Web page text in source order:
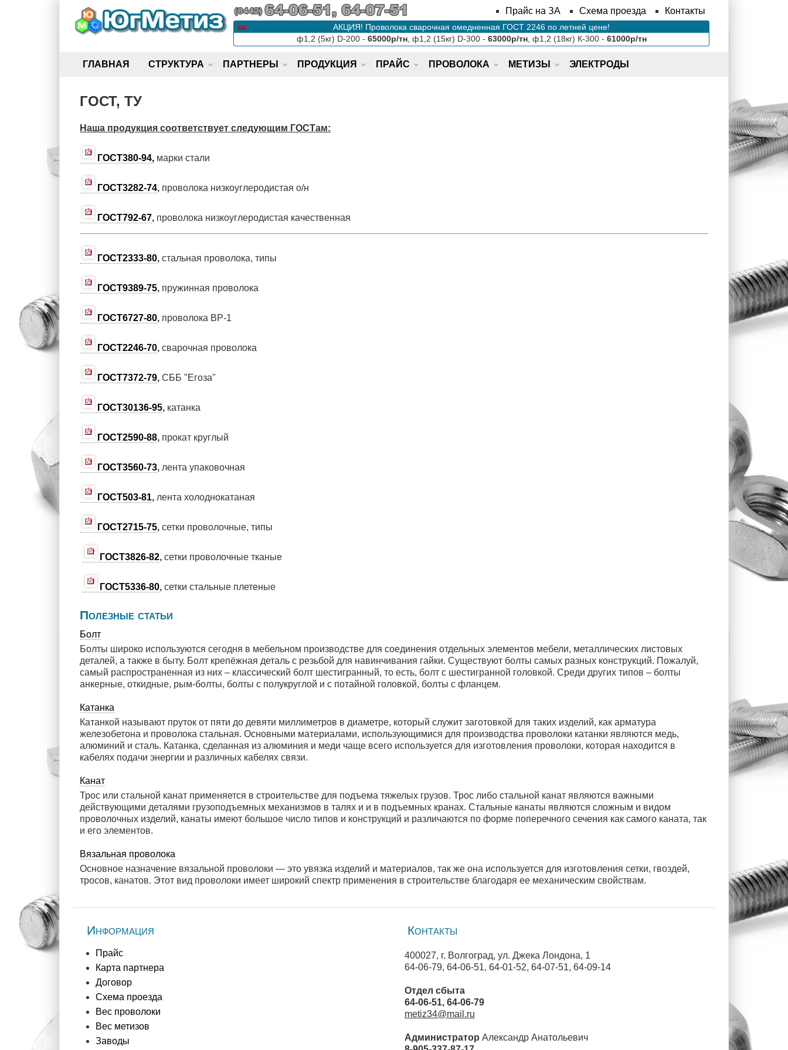
content
Контакты
Схема проезда
Прайс на ЗА
АКЦИЯ! Проволока сварочная омедненная ГОСТ 2246 по летней цене!
ф1,2 (5кг) D-200 - 65000р/тн, ф1,2 (15кг) D-300 - 63000р/тн, ф1,2 (18кг) К-300 - 61000р/тн
ГЛАВНАЯ СТРУКТУРА ПАРТНЕРЫ ПРОДУКЦИЯ ПРАЙС ПРОВОЛОКА МЕТИЗЫ ЭЛЕКТРОДЫ
ГОСТ, ТУ
Наша продукция соответствует следующим ГОСТам:
ГОСТ380-94, марки стали
ГОСТ3282-74, проволока низкоуглеродистая о/н
ГОСТ792-67, проволока низкоуглеродистая качественная
ГОСТ2333-80, стальная проволока, типы
ГОСТ9389-75, пружинная проволока
ГОСТ6727-80, проволока ВР-1
ГОСТ2246-70, сварочная проволока
ГОСТ7372-79, СББ "Егоза"
ГОСТ30136-95, катанка
ГОСТ2590-88, прокат круглый
ГОСТ3560-73, лента упаковочная
ГОСТ503-81, лента холоднокатаная
ГОСТ2715-75, сетки проволочные, типы
ГОСТ3826-82, сетки проволочные тканые
ГОСТ5336-80, сетки стальные плетеные
Полезные статьи
Болт
Болты широко используются сегодня в мебельном производстве для соединения отдельных элементов мебели, металлических листовых
деталей, а также в быту. Болт крепёжная деталь с резьбой для навинчивания гайки. Существуют болты самых разных конструкций. Пожалуй,
самый распространенная из них – классический болт шестигранный, то есть, болт с шестигранной головкой. Среди других типов – болты
анкерные, откидные, рым-болты, болты с полукруглой и с потайной головкой, болты с фланцем.
Катанка
Катанкой называют пруток от пяти до девяти миллиметров в диаметре, который служит заготовкой для таких изделий, как арматура
железобетона и проволока стальная. Основными материалами, использующимися для производства проволоки катанки являются медь,
алюминий и сталь. Катанка, сделанная из алюминия и меди чаще всего используется для изготовления проволоки, которая находится в
кабелях подачи энергии и различных кабелях связи.
Канат
Трос или стальной канат применяется в строительстве для подъема тяжелых грузов. Трос либо стальной канат являются важными
действующими деталями грузоподъемных механизмов в талях и и в подъемных кранах. Стальные канаты являются сложным и видом
проволочных изделий, канаты имеют большое число типов и конструкций и различаются по форме поперечного сечения как самого каната, так
и его элементов.
Вязальная проволока
Основное назначение вязальной проволоки — это увязка изделий и материалов, так же она используется для изготовления сетки, гвоздей,
тросов, канатов. Этот вид проволоки имеет широкий спектр применения в строительстве благодаря ее механическим свойствам.
Информация
Прайc
Карта партнера
Договор
Схема проезда
Вес проволоки
Вес метизов
Заводы
Контакты
400027, г. Волгоград, ул. Джека Лондона, 1
64-06-79, 64-06-51, 64-01-52, 64-07-51, 64-09-14
Отдел сбыта
64-06-51, 64-06-79
metiz34@mail.ru
Администратор Александр Анатольевич